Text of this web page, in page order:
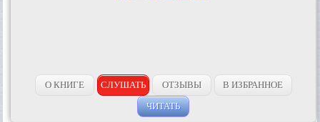
О КНИГЕ СЛУШАТЬ ОТЗЫВЫ
В ИЗБРАННОЕ
ЧИТАТЬ